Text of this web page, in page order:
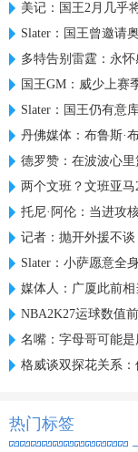
美记：国王2月几乎
Slater：国王曾邀请
多特告别雷霆：永
国王GM：威少上赛
Slater：国王仍有意
丹佛媒体：布鲁斯·
德罗赞：在波波心
两个文班？文班亚
托尼·阿伦：当进攻
记者：抛开外援不
Slater：小萨愿意全
媒体人：广厦此前相
NBA2K27运球数值
名嘴：字母哥可能
格威谈双探花关系
热门标签